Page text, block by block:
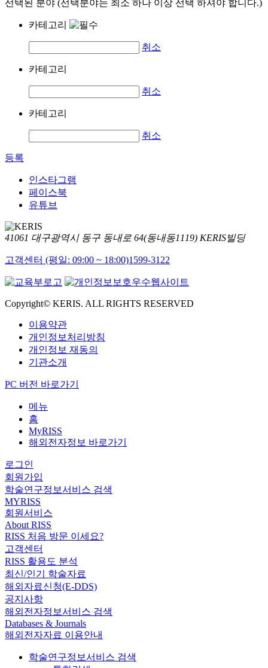
선택된 분야 (선택분야는 최소 하나 이상 선택 하셔야 합니다.)
카테고리
취소
카테고리
취소
카테고리
취소
등록
인스타그램
페이스북
유튜브
41061 대구광역시 동구 동내로 64(동내동1119) KERIS빌딩
고객센터 (평일: 09:00 ~ 18:00)1599-3122
Copyright© KERIS. ALL RIGHTS RESERVED
이용약관
개인정보처리방침
개인정보 재동의
기관소개
PC 버전 바로가기
메뉴
홈
MyRISS
해외전자정보 바로가기
로그인
회원가입
학술연구정보서비스 검색
MYRISS
회원서비스
About RISS
RISS 처음 방문 이세요?
고객센터
RISS 활용도 분석
최신/인기 학술자료
해외자료신청(E-DDS)
공지사항
해외전자정보서비스 검색
Databases & Journals
해외전자자료 이용안내
학술연구정보서비스 검색